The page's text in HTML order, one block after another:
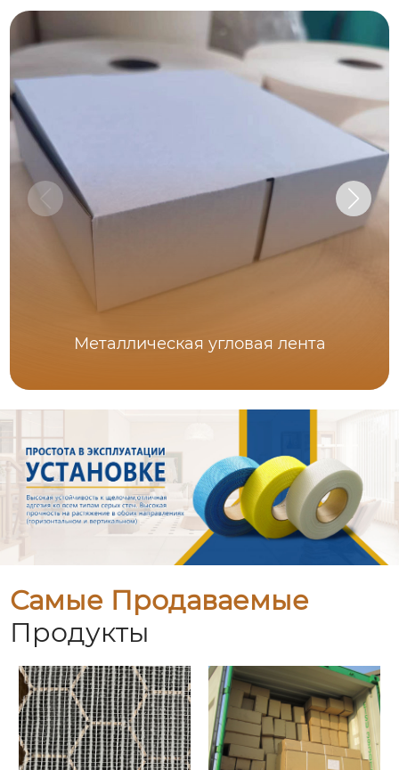
Металлическая угловая лента
Самые Продаваемые
Продукты